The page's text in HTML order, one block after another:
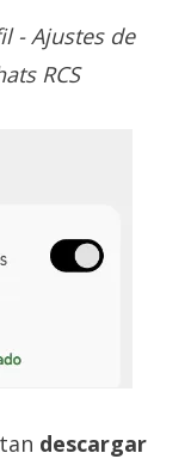
- Ajustes de
RCS
descargar